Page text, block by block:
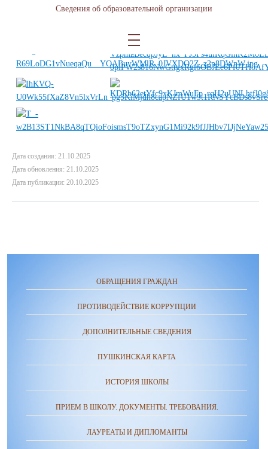
Дата создания: 21.10.2025
Дата обновления: 21.10.2025
Дата публикации: 20.10.2025
ОБРАЩЕНИЯ ГРАЖДАН
ПРОТИВОДЕЙСТВИЕ КОРРУПЦИИ
ДОПОЛНИТЕЛЬНЫЕ СВЕДЕНИЯ
ПУШКИНСКАЯ КАРТА
ИСТОРИЯ ШКОЛЫ
ПРИЕМ В ШКОЛУ. ДОКУМЕНТЫ. ТРЕБОВАНИЯ.
ЛАУРЕАТЫ И ДИПЛОМАНТЫ
Сведения об образовательной организации